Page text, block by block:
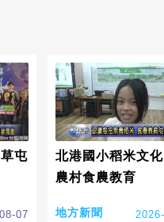
屯
07
北港國小稻米文
農村食農教育
地方新聞